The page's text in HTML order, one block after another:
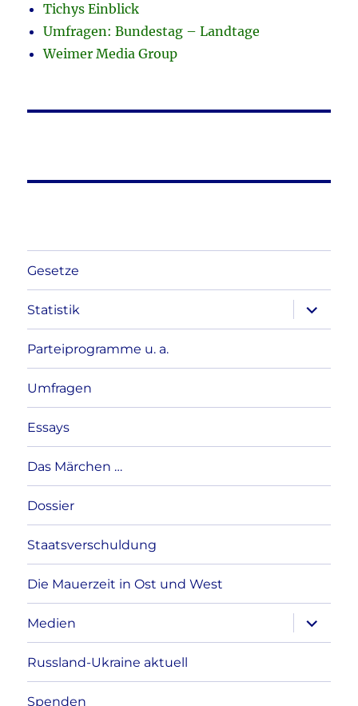
Tichys Einblick
Umfragen: Bundestag – Landtage
Weimer Media Group
Gesetze
Statistik
anzeigen
Parteiprogramme u. a.
Umfragen
Essays
Das Märchen …
Dossier
Staatsverschuldung
Die Mauerzeit in Ost und West
Medien
anzeigen
Russland-Ukraine aktuell
Spenden